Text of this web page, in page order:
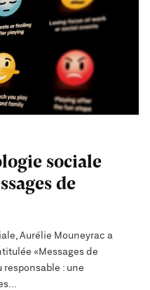
sociale
de
Aurélie Mouneyrac a
«Messages de
: une